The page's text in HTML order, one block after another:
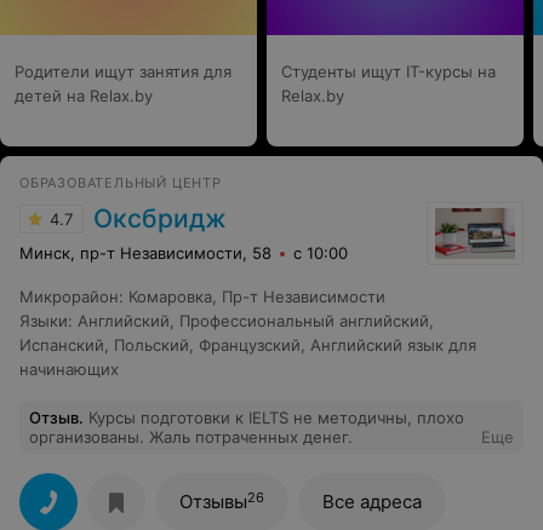
Родители ищут занятия для
детей на Relax.by
Студенты ищут IT-курсы на
Relax.by
ОБРАЗОВАТЕЛЬНЫЙ ЦЕНТР
4.7 Оксбридж
Минск, пр-т Независимости, 58 с 10:00
Микрорайон: Комаровка, Пр-т Независимости
Языки: Английский, Профессиональный английский,
Испанский, Польский, Французский, Английский язык для
начинающих
Отзыв. Курсы подготовки к IELTS не методичны, плохо
организованы. Жаль потраченных денег.
Еще
Отзывы26 Все адреса